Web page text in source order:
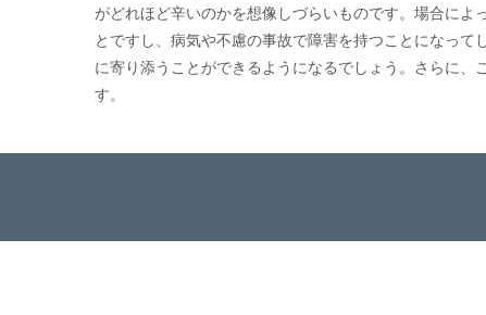
がどれほど辛いのかを想像しづらいものです。場合に
とですし、病気や不慮の事故で障害を持つことになっ
に寄り添うことができるようになるでしょう。さらに
す。